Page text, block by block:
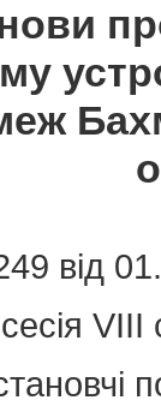
від
VIII